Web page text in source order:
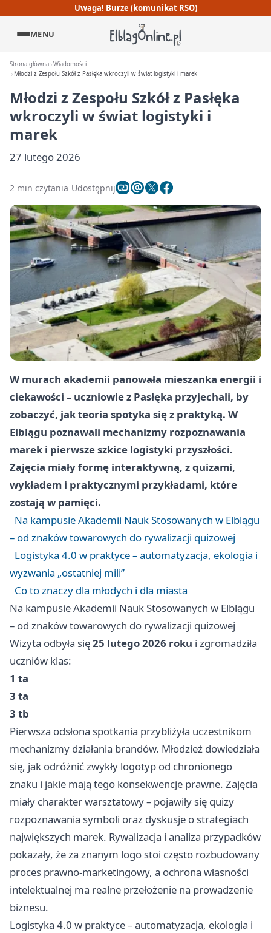
Uwaga! Burze (komunikat RSO)
MENU
Strona główna Wiadomości
Młodzi z Zespołu Szkół z Pasłęka wkroczyli w świat logistyki i marek
Młodzi z Zespołu Szkół z Pasłęka
wkroczyli w świat logistyki i
marek
27 lutego 2026
2 min czytania Udostępnij
W murach akademii panowała mieszanka energii i
ciekawości – uczniowie z Pasłęka przyjechali, by
zobaczyć, jak teoria spotyka się z praktyką. W
Elblągu poznawali mechanizmy rozpoznawania
marek i pierwsze szkice logistyki przyszłości.
Zajęcia miały formę interaktywną, z quizami,
wykładem i praktycznymi przykładami, które
zostają w pamięci.
Na kampusie Akademii Nauk Stosowanych w Elblągu
– od znaków towarowych do rywalizacji quizowej
Logistyka 4.0 w praktyce – automatyzacja, ekologia i
wyzwania „ostatniej mili”
Co to znaczy dla młodych i dla miasta
Na kampusie Akademii Nauk Stosowanych w Elblągu
– od znaków towarowych do rywalizacji quizowej
Wizyta odbyła się25 lutego 2026 roku i zgromadziła
uczniów klas:
1 ta
3 ta
3 tb
Pierwsza odsłona spotkania przybliżyła uczestnikom
mechanizmy działania brandów. Młodzież dowiedziała
się, jak odróżnić zwykły logotyp od chronionego
znaku i jakie mają tego konsekwencje prawne. Zajęcia
miały charakter warsztatowy – pojawiły się quizy
rozpoznawania symboli oraz dyskusje o strategiach
największych marek. Rywalizacja i analiza przypadków
pokazały, że za znanym logo stoi często rozbudowany
proces prawno-marketingowy, a ochrona własności
intelektualnej ma realne przełożenie na prowadzenie
biznesu.
Logistyka 4.0 w praktyce – automatyzacja, ekologia i